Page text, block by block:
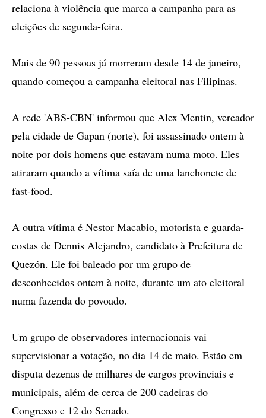
relaciona à violência que marca a campanha para as
eleições de segunda-feira.
Mais de 90 pessoas já morreram desde 14 de janeiro,
quando começou a campanha eleitoral nas Filipinas.
A rede 'ABS-CBN' informou que Alex Mentin, vereador
pela cidade de Gapan (norte), foi assassinado ontem à
noite por dois homens que estavam numa moto. Eles
atiraram quando a vítima saía de uma lanchonete de
fast-food.
A outra vítima é Nestor Macabio, motorista e guarda-
costas de Dennis Alejandro, candidato à Prefeitura de
Quezón. Ele foi baleado por um grupo de
desconhecidos ontem à noite, durante um ato eleitoral
numa fazenda do povoado.
Um grupo de observadores internacionais vai
supervisionar a votação, no dia 14 de maio. Estão em
disputa dezenas de milhares de cargos provinciais e
municipais, além de cerca de 200 cadeiras do
Congresso e 12 do Senado.